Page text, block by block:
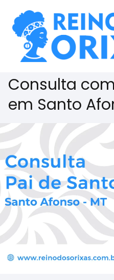
Consulta
em Santo